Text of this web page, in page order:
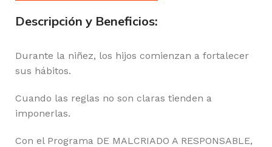
Descripción y Beneficios:
Durante la niñez, los hijos comienzan a fortalecer
sus hábitos.
Cuando las reglas no son claras tienden a
imponerlas.
Con el Programa DE MALCRIADO A RESPONSABLE,